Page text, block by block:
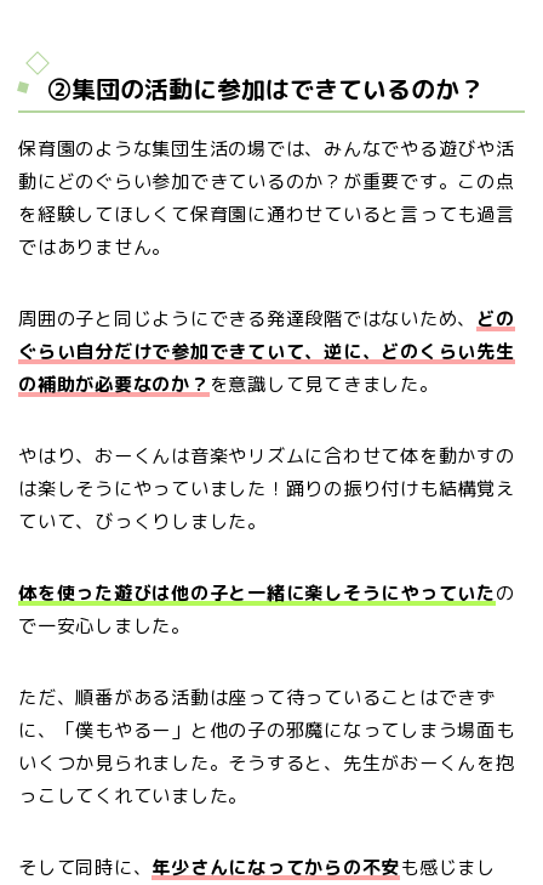
②集団の活動に参加はできているのか？
保育園のような集団生活の場では、みんなでやる遊びや活
動にどのぐらい参加できているのか？が重要です。この点
を経験してほしくて保育園に通わせていると言っても過言
ではありません。
周囲の子と同じようにできる発達段階ではないため、 どの
ぐらい自分だけで参加できていて、逆に、どのくらい先生
の補助が必要なのか？ を意識して見てきました。
やはり、おーくんは音楽やリズムに合わせて体を動かすの
は楽しそうにやっていました！踊りの振り付けも結構覚え
ていて、びっくりしました。
体を使った遊びは他の子と一緒に楽しそうにやっていたの
で一安心しました。
ただ、順番がある活動は座って待っていることはできず
に、「僕もやるー」と他の子の邪魔になってしまう場面も
いくつか見られました。そうすると、先生がおーくんを抱
っこしてくれていました。
そして同時に、 年少さんになってからの不安も感じまし